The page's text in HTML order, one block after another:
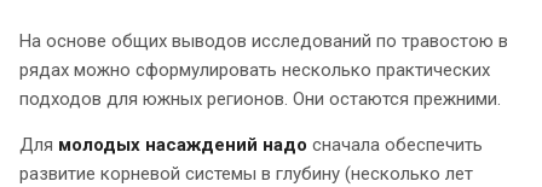
На основе общих выводов исследований по травостою в
рядах можно сформулировать несколько практических
подходов для южных регионов. Они остаются прежними.
Для молодых насаждений надо сначала обеспечить
развитие корневой системы в глубину (несколько лет